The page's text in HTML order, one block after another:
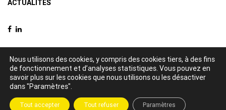
ACTUALITÉS
© 2021 Delacquis déménagements -Mentions légales-Politique de
confidentialité
Création par
Nous utilisons des cookies, y compris des cookies tiers, à des fins
de fonctionnement et d’analyses statistiques. Vous pouvez en
savoir plus sur les cookies que nous utilisons ou les désactiver
dans "Paramètres".
Tout accepter Tout refuser Paramètres